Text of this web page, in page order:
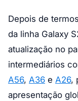
Depois de
da linha Galaxy
atualização no
intermediários
A56, A36 e A26,
apresentação